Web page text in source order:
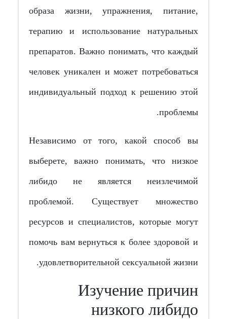
образа жизни, упражнения, питание,
терапию и использование натуральных
препаратов. Важно понимать, что каждый
человек уникален и может потребоваться
индивидуальный подход к решению этой
проблемы.
Независимо от того, какой способ вы
выберете, важно понимать, что низкое
либидо не является неизлечимой
проблемой. Существует множество
ресурсов и специалистов, которые могут
помочь вам вернуться к более здоровой и
удовлетворительной сексуальной жизни.
Изучение причин
низкого либидо